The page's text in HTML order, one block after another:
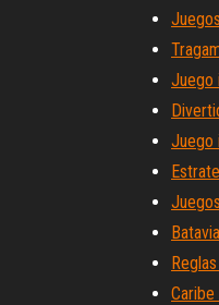
Juego
Juego